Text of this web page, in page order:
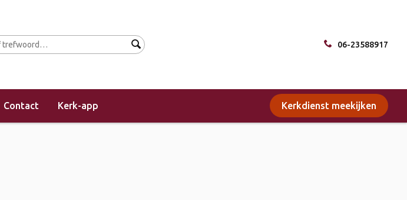
06-23588917
Contact Kerk-app Kerkdienst meekijken